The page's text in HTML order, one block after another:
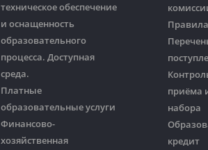
техническое обеспечение
и оснащенность
образовательного
процесса. Доступная
среда.
Платные
образовательные услуги
Финансово-
хозяйственная
приёма
набора
кредит